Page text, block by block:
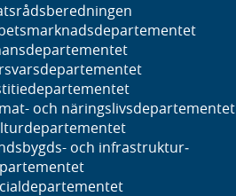
och näringslivs­departementet
och infrastruktur­